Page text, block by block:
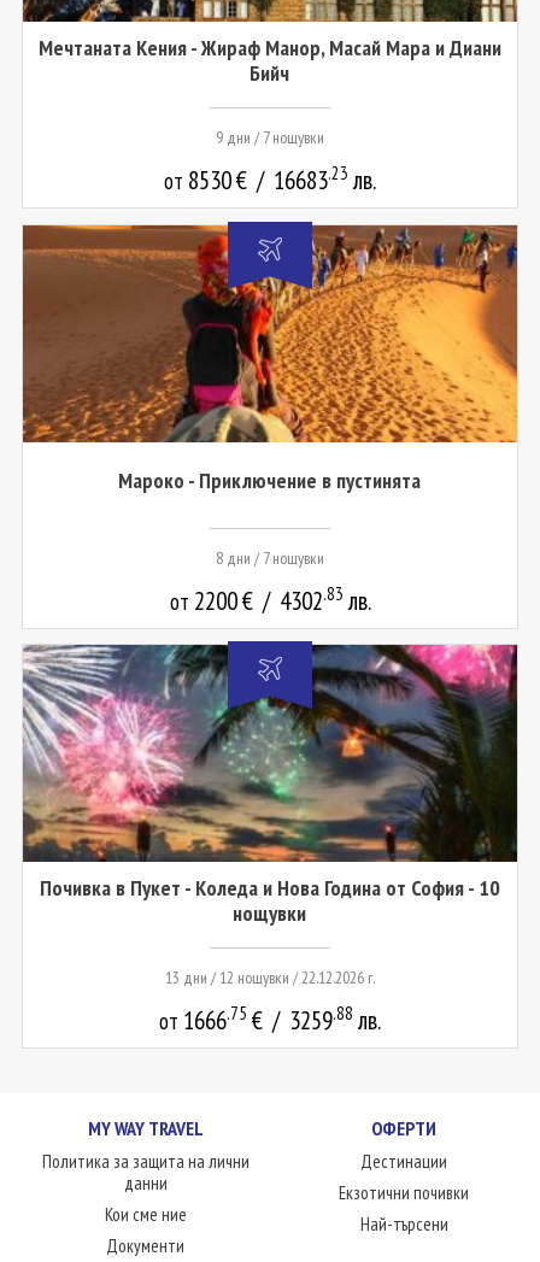
Мечтаната Кения - Жираф Манор, Масай Мара и Диани
Бийч
9 дни / 7 нощувки
от 8530€ / 16683.23 лв.
Мароко - Приключение в пустинята
8 дни / 7 нощувки
от 2200€ / 4302.83 лв.
Почивка в Пукет - Коледа и Нова Година от София - 10
нощувки
13 дни / 12 нощувки / 22.12.2026 г.
от 1666.75 € / 3259.88 лв.
MY WAY TRAVEL
Политика за защита на лични
данни
Кои сме ние
Документи
ОФЕРТИ
Дестинации
Екзотични почивки
Най-търсени